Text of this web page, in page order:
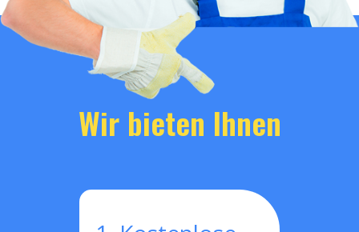
Wir bieten Ihnen